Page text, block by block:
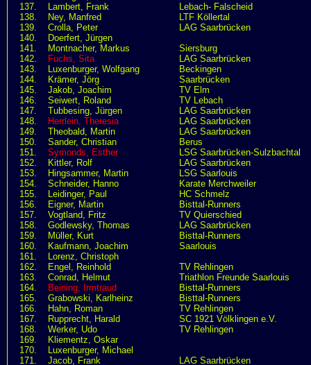
137.
Lambert, Frank
Lebach- Falscheid
138.
Ney, Manfred
LTF Köllertal
139.
Crolla, Peter
LAG Saarbrücken
140.
Doerfert, Jürgen
141.
Montnacher, Markus
Siersburg
142.
Fuchs, Sita
LAG Saarbrücken
143.
Luxenburger, Wolfgang
Beckingen
144.
Krämer, Jörg
Saarbrücken
145.
Jakob, Joachim
TV Elm
146.
Seiwert, Roland
TV Lebach
147.
Tubbesing, Jürgen
LAG Saarbrücken
148.
Herrlein, Theresia
LAG Saarbrücken
149.
Theobald, Martin
LAG Saarbrücken
150.
Sander, Christian
Berus
151.
Symonds, Esther
LSG Saarbrücken-Sulzbachtal
152.
Kittler, Rolf
LAG Saarbrücken
153.
Hingsammer, Martin
LSG Saarlouis
154.
Schneider, Hanno
Karate Merchweiler
155.
Leidinger, Paul
HC Schmelz
156.
Eigner, Martin
Bisttal-Runners
157.
Vogtland, Fritz
TV Quierschied
158.
Godlewsky, Thomas
LAG Saarbrücken
159.
Müller, Kurt
Bisttal-Runners
160.
Kaufmann, Joachim
Saarlouis
161.
Lorenz, Christoph
162.
Engel, Reinhold
TV Rehlingen
163.
Conrad, Helmut
Triathlon Freunde Saarlouis
164.
Beining, Irmtraud
Bisttal-Runners
165.
Grabowski, Karlheinz
Bisttal-Runners
166.
Hahn, Roman
TV Rehlingen
167.
Rupprecht, Harald
SC 1921 Völklingen e.V.
168.
Werker, Udo
TV Rehlingen
169.
Kliementz, Oskar
170.
Luxenburger, Michael
171.
Jacob, Frank
LAG Saarbrücken